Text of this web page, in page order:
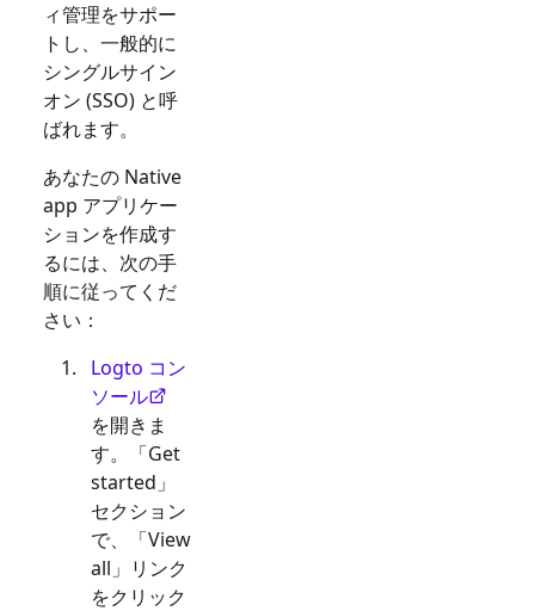
ィ管理をサポー
トし、一般的に
シングルサイン
オン (SSO) と呼
ばれます。
あなたの Native
app アプリケー
ションを作成す
るには、次の手
順に従ってくだ
さい：
Logto コン
ソール
を開きま
す。「Get
started」
セクション
で、「View
all」リンク
をクリック